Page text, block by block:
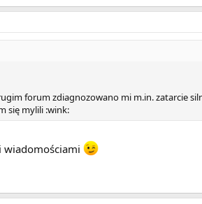
forum zdiagnozowano mi m.in. zatarcie
się mylili :wink:
wiadomościami